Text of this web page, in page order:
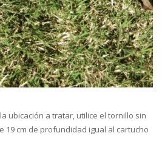
ubicación a tratar, utilice el tornillo sin
19 cm de profundidad igual al cartucho